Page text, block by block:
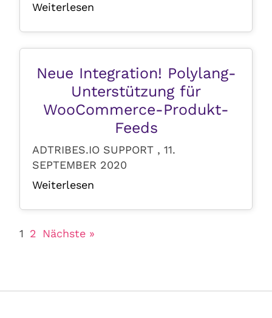
Weiterlesen
Neue Integration! Polylang-
Unterstützung für
WooCommerce-Produkt-
Feeds
ADTRIBES.IO SUPPORT , 11.
SEPTEMBER 2020
Weiterlesen
1 2 Nächste »